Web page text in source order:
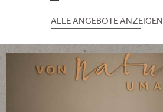
ALLE ANGEBOTE ANZEIGEN